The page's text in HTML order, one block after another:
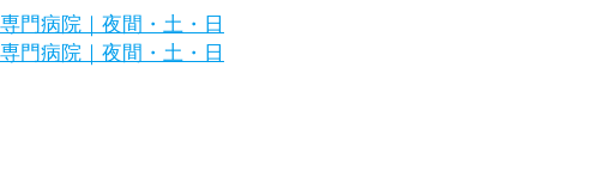
浜市金沢区の犬・猫の専門病